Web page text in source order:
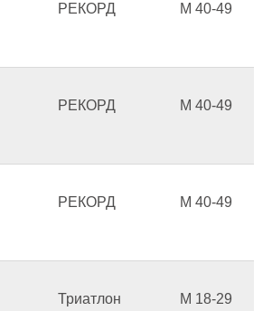
РЕКОРД М 40-49
РЕКОРД М 40-49
РЕКОРД М 40-49
Триатлон
М 18-29